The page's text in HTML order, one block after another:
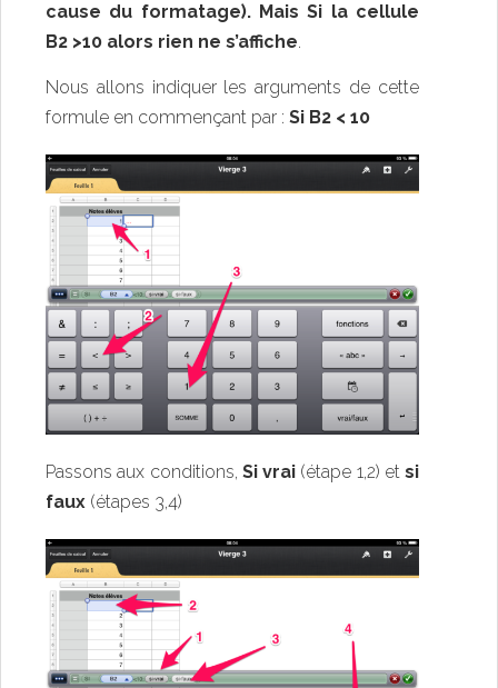
cause du formatage). Mais Si la cellule
B2 >10 alors rien ne s’affiche.
Nous allons indiquer les arguments de cette
formule en commençant par : Si B2 < 10
Passons aux conditions, Si vrai (étape 1,2) et si
faux (étapes 3,4)